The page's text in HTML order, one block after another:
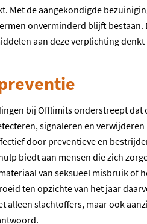
Met de aangekondigde
onverminderd blijft bestaan.
aan deze verplichting
bij Offlimits onderstreept
signaleren en
door preventieve en
biedt aan mensen die zich
van seksueel misbruik of
ten opzichte van het jaar
alleen slachtoffers, maar ook